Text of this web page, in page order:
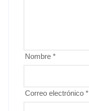
Nombre*
Correo electrónico*